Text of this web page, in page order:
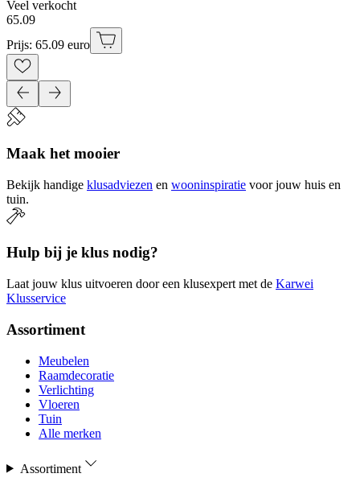
Veel verkocht
65.09
Prijs: 65.09 euro
Maak het mooier
Bekijk handige klusadviezen en wooninspiratie voor jouw huis en
tuin.
Hulp bij je klus nodig?
Laat jouw klus uitvoeren door een klusexpert met de Karwei
Klusservice
Assortiment
Meubelen
Raamdecoratie
Verlichting
Vloeren
Tuin
Alle merken
Assortiment